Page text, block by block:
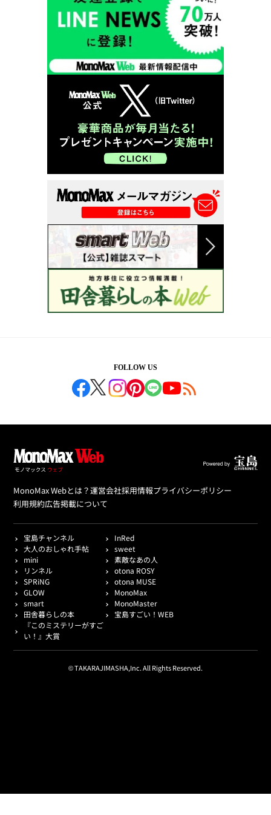
FOLLOW US
MonoMax Webとは？運営会社採用情報プライバシーポリシー
利用規約広告掲載について
宝島チャンネル
InRed
大人のおしゃれ手帖
sweet
mini
素敵なあの人
リンネル
otona ROSY
SPRiNG
otona MUSE
GLOW
MonoMax
smart
MonoMaster
田舎暮らしの本
宝島すごい！WEB
『このミステリーがすご
い！』大賞
© TAKARAJIMASHA,Inc. All Rights Reserved.